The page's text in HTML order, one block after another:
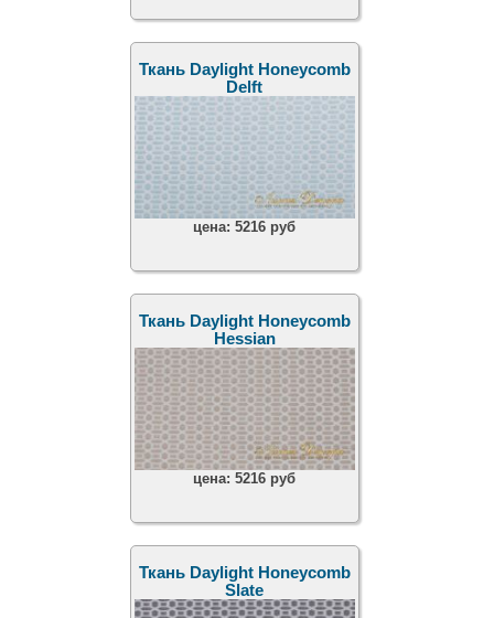
Ткань Daylight Honeycomb
Delft
цена:5216 руб
Ткань Daylight Honeycomb
Hessian
цена:5216 руб
Ткань Daylight Honeycomb
Slate